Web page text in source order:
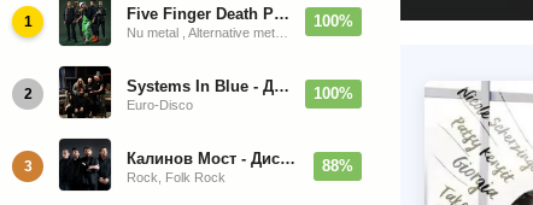
1 Five Finger Death Punch - Дискография (2008-2026) 100%
2 Systems In Blue - Дискография (2020-2026)
Euro-Disco
100%
3 Калинов Мост - Дискография (1986-2026)
Rock, Folk Rock
88%